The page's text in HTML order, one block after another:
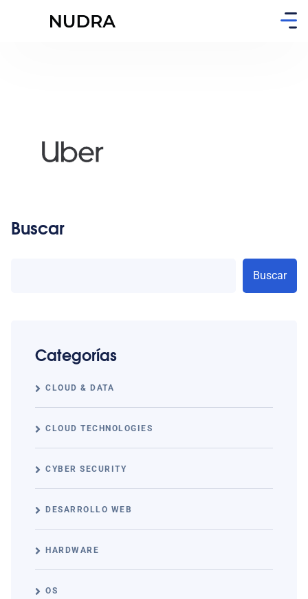
Buscar
Buscar
Categorías
CLOUD & DATA
CLOUD TECHNOLOGIES
CYBER SECURITY
DESARROLLO WEB
HARDWARE
OS